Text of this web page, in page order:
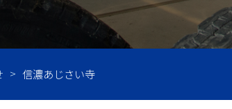
油圧ホース製作
信濃あじさい寺